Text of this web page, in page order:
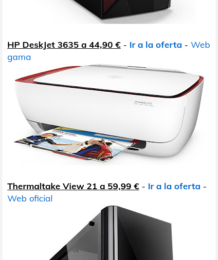
HP DeskJet 3635 a 44,90 € - Ir a la oferta - Web
gama
Thermaltake View 21 a 59,99 € - Ir a la oferta -
Web oficial